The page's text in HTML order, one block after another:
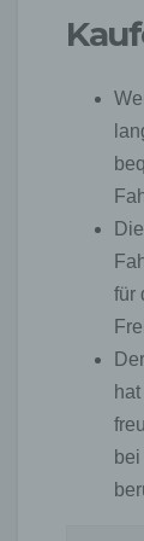
für
den
werden
und
System
Zugriffs
Protokoll-
Service-
Bei der